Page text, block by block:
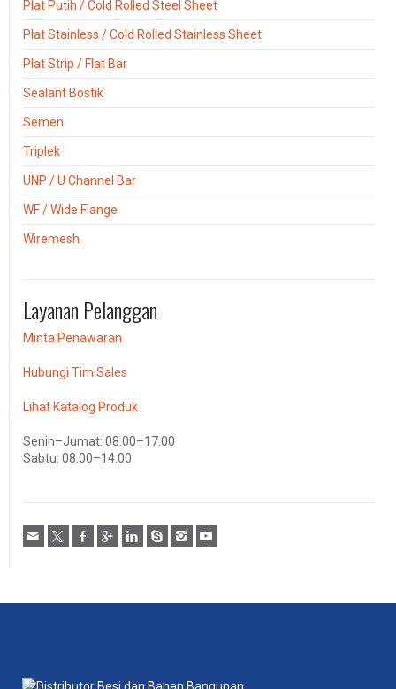
Plat Putih / Cold Rolled Steel Sheet
Plat Stainless / Cold Rolled Stainless Sheet
Plat Strip / Flat Bar
Sealant Bostik
Semen
Triplek
UNP / U Channel Bar
WF / Wide Flange
Wiremesh
Layanan Pelanggan
Minta Penawaran
Hubungi Tim Sales
Lihat Katalog Produk
Senin–Jumat: 08.00–17.00
Sabtu: 08.00–14.00